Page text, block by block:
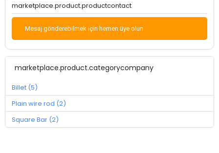
marketplace.product.productcontact
Mesaj gönderebilmek için hemen üye olun
marketplace.product.categorycompany
Billet (5)
Plain wire rod (2)
Square Bar (2)